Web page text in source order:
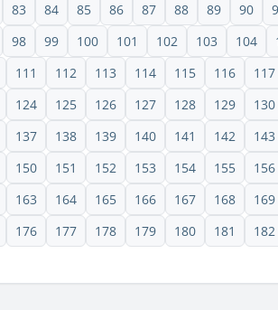
83 84 85 86 87 88 89 90
98 99 100 101 102 103 104
111 112 113 114 115 116 117
124 125 126 127 128 129 130
137 138 139 140 141 142 143
150 151 152 153 154 155 156
163 164 165 166 167 168 169
176 177 178 179 180 181 182